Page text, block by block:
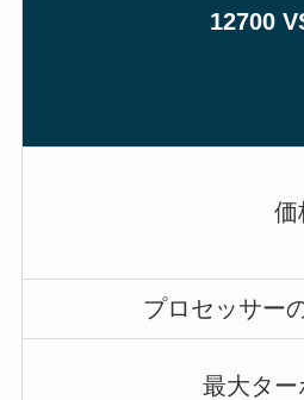
12700
価
プロセッサー
最大ター